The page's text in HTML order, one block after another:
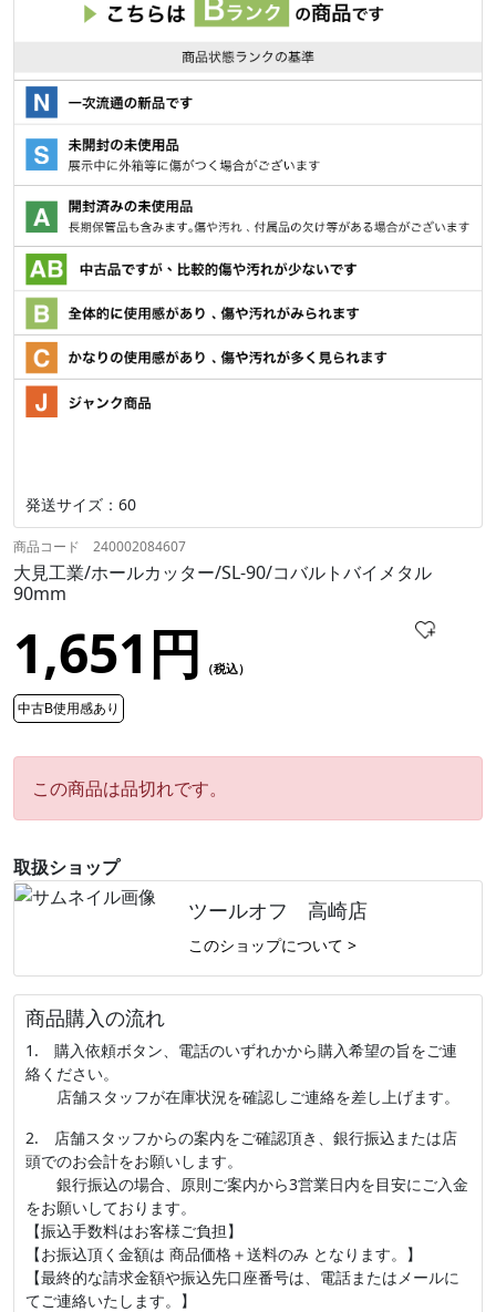
発送サイズ：60
商品コード 240002084607
大見工業/ホールカッター/SL-90/コバルトバイメタル
90mm
1,651円 （税込）
中古B使用感あり
この商品は品切れです。
取扱ショップ
ツールオフ 高崎店
このショップについて >
商品購入の流れ
1. 購入依頼ボタン、電話のいずれかから購入希望の旨をご連
絡ください。
店舗スタッフが在庫状況を確認しご連絡を差し上げます。
2. 店舗スタッフからの案内をご確認頂き、銀行振込または店
頭でのお会計をお願いします。
銀行振込の場合、原則ご案内から3営業日内を目安にご入金
をお願いしております。
【振込手数料はお客様ご負担】
【お振込頂く金額は 商品価格＋送料のみ となります。】
【最終的な請求金額や振込先口座番号は、電話またはメールに
てご連絡いたします。】